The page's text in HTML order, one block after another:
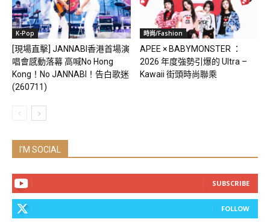
K-Pop
[現場直擊] JANNABI香港首場演
唱會感動落幕 高喊No Hong
Kong！No JANNABI！告白歌迷
(260711)
時尚/Fashion
APEE × BABYMONSTER ：
2026 年度強勢引爆的 Ultra –
Kawaii 街頭時尚聯乘
I'M SOCIAL
SUBSCRIBE
FOLLOW